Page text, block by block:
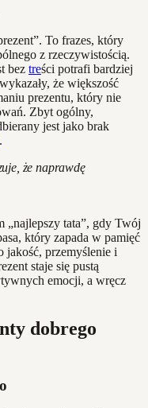
To frazes, który
z rzeczywistością.
bez treści potrafi bardziej
że większość
prezentu, który nie
Zbyt ogólny,
jest jako brak
.
że naprawdę
„najlepszy tata”, gdy Twój
który zapada w pamięć
jakość, przemyślenie i
staje się pustą
emocji, a wręcz
dobrego